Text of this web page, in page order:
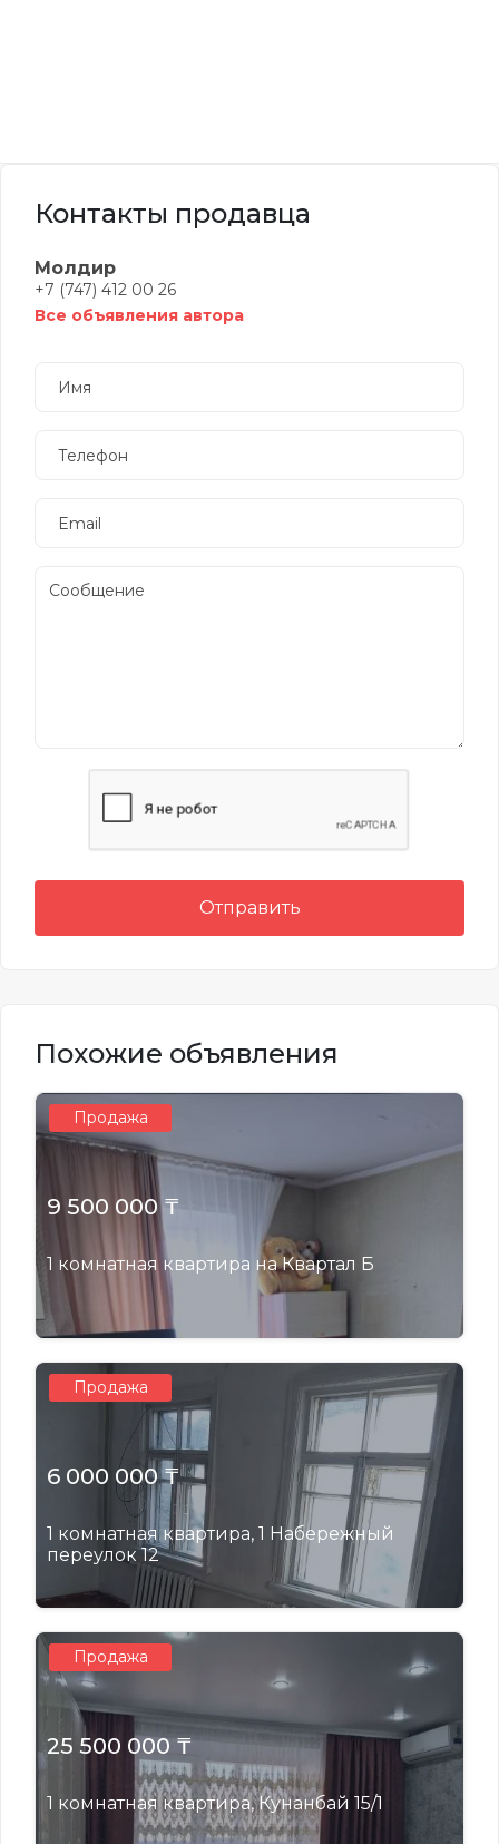
Контакты продавца
Молдир
+7 (747) 412 00 26
Все объявления автора
Отправить
Похожие объявления
Продажа
9 500 000 ₸
1 комнатная квартира на Квартал Б
Продажа
6 000 000 ₸
1 комнатная квартира, 1 Набережный
переулок 12
Продажа
25 500 000 ₸
1 комнатная квартира, Кунанбай 15/1